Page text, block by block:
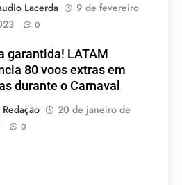
Lacerda
9 de fevereiro
0
garantida! LATAM
80 voos extras em
durante o Carnaval
Redação
20 de janeiro de
0